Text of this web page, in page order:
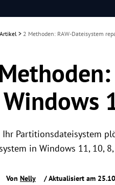
Artikel > 2 Methoden: RAW-Dateisystem
Ihr Partitionsdateisystem
in Windows 11, 10,
Von Nelly / Aktualisiert am